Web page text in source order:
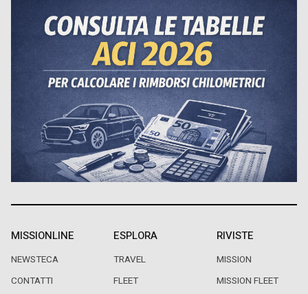
MISSIONLINE
NEWSTECA
CONTATTI
ESPLORA
TRAVEL
FLEET
RIVISTE
MISSION
MISSION FLEET